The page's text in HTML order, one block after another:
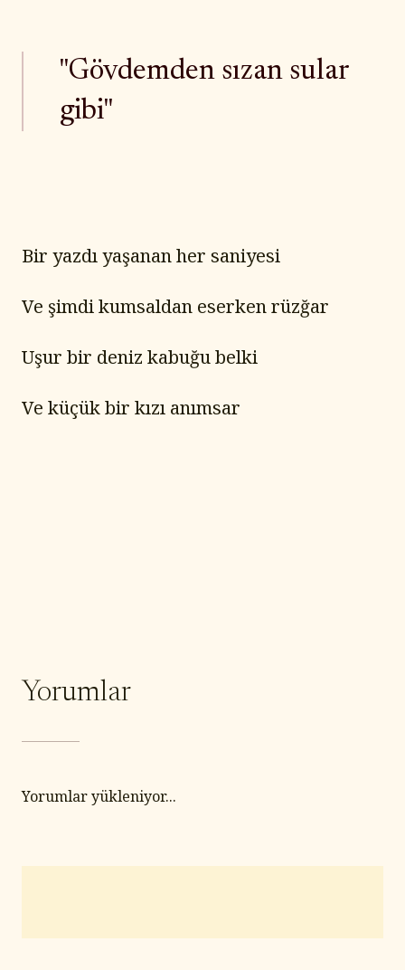
"Gövdemden sızan sular
gibi"
Bir yazdı yaşanan her saniyesi
Ve şimdi kumsaldan eserken rüzğar
Uşur bir deniz kabuğu belki
Ve küçük bir kızı anımsar
Yorumlar
Yorumlar yükleniyor...